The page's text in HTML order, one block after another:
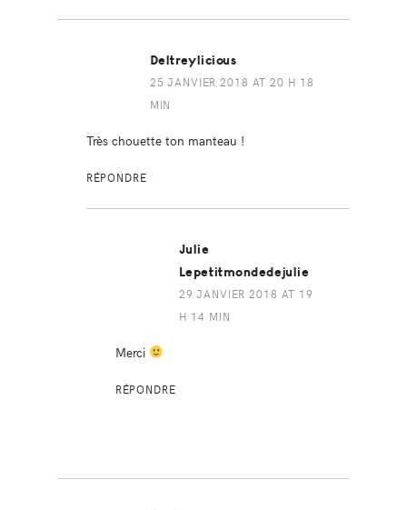
Deltreylicious
25 JANVIER 2018 AT 20 H 18
MIN
Très chouette ton manteau !
RÉPONDRE
Julie
Lepetitmondedejulie
29 JANVIER 2018 AT 19
H 14 MIN
Merci
RÉPONDRE